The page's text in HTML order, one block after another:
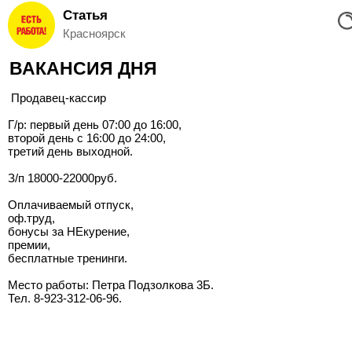
Вход
и
Регистрация
Соискателям
резюме
Работодателям
Добавить
Статья
Красноярск
ВАКАНСИЯ ДНЯ
Продавец-кассир
Г/р: первый день 07:00 до 16:00,
второй день с 16:00 до 24:00,
третий день выходной.
З/п 18000-22000руб.
Оплачиваемый отпуск,
оф.труд,
бонусы за НЕкурение,
премии,
бесплатные тренинги.
Место работы: Петра Подзолкова 3Б.
Тел. 8-923-312-06-96.